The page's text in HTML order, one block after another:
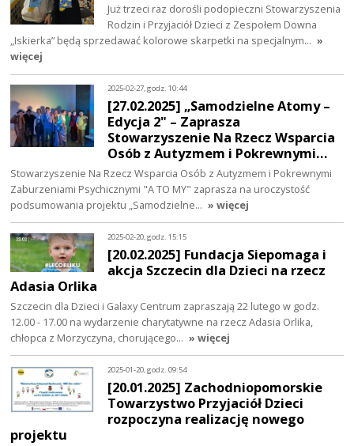
Już trzeci raz dorośli podopieczni Stowarzyszenia
Rodzin i Przyjaciół Dzieci z Zespołem Downa
„Iskierka” będą sprzedawać kolorowe skarpetki na specjalnym… »
więcej
2025-02-27, godz. 10:44
[27.02.2025] „Samodzielne Atomy –
Edycja 2" – Zaprasza
Stowarzyszenie Na Rzecz Wsparcia
Osób z Autyzmem i Pokrewnymi…
Stowarzyszenie Na Rzecz Wsparcia Osób z Autyzmem i Pokrewnymi
Zaburzeniami Psychicznymi "A TO MY" zaprasza na uroczystość
podsumowania projektu „Samodzielne… » więcej
2025-02-20, godz. 15:15
[20.02.2025] Fundacja Siepomaga i
akcja Szczecin dla Dzieci na rzecz
Adasia Orlika
Szczecin dla Dzieci i Galaxy Centrum zapraszają 22 lutego w godz.
12.00 - 17.00 na wydarzenie charytatywne na rzecz Adasia Orlika,
chłopca z Morzyczyna, chorującego… » więcej
2025-01-20, godz. 09:54
[20.01.2025] Zachodniopomorskie
Towarzystwo Przyjaciół Dzieci
rozpoczyna realizację nowego
projektu